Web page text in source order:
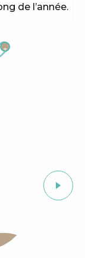
de l’année.
art
privée)
Grimaud